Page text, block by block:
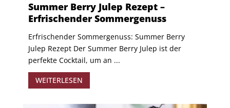
Summer Berry Julep Rezept –
Erfrischender Sommergenuss
Erfrischender Sommergenuss: Summer Berry
Julep Rezept Der Summer Berry Julep ist der
perfekte Cocktail, um an ...
WEITERLESEN